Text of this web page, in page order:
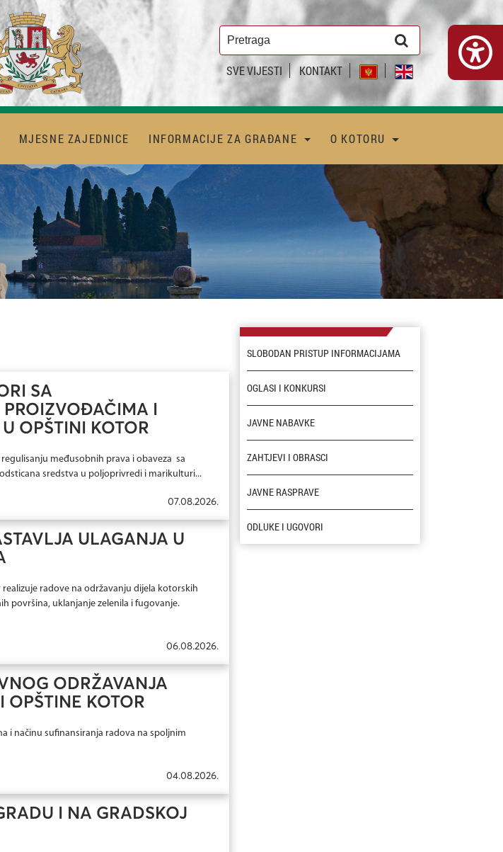
SVE VIJESTI KONTAKT
MJESNE ZAJEDNICE INFORMACIJE ZA GRAĐANE O KOTORU
SA
I
OPŠTINI KOTOR
međusobnih prava i obaveza sa
sredstva u poljoprivredi i marikulturi...
07.08.2026.
ULAGANJA U
radove na održavanju dijela kotorskih
površina, uklanjanje zelenila i fugovanje.
06.08.2026.
ODRŽAVANJA
OPŠTINE KOTOR
i načinu sufinansiranja radova na spoljnim
04.08.2026.
I NA GRADSKOJ
SLOBODAN PRISTUP INFORMACIJAMA
OGLASI I KONKURSI
JAVNE NABAVKE
ZAHTJEVI I OBRASCI
JAVNE RASPRAVE
ODLUKE I UGOVORI